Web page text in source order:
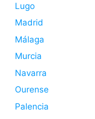
Lugo
Madrid
Málaga
Murcia
Navarra
Ourense
Palencia